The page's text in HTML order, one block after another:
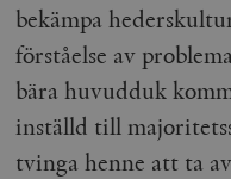
bekämpa
förståelse av
bära huvudduk
inställd till
tvinga henne att ta